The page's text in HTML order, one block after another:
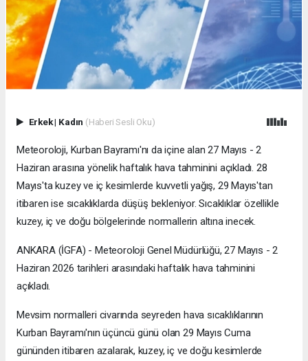
Erkek| Kadın (Haberi Sesli Oku)
Meteoroloji, Kurban Bayramı'nı da içine alan 27 Mayıs - 2
Haziran arasına yönelik haftalık hava tahminini açıkladı. 28
Mayıs'ta kuzey ve iç kesimlerde kuvvetli yağış, 29 Mayıs'tan
itibaren ise sıcaklıklarda düşüş bekleniyor. Sıcaklıklar özellikle
kuzey, iç ve doğu bölgelerinde normallerin altına inecek.
ANKARA (İGFA) - Meteoroloji Genel Müdürlüğü, 27 Mayıs - 2
Haziran 2026 tarihleri arasındaki haftalık hava tahminini
açıkladı.
Mevsim normalleri civarında seyreden hava sıcaklıklarının
Kurban Bayramı'nın üçüncü günü olan 29 Mayıs Cuma
gününden itibaren azalarak, kuzey, iç ve doğu kesimlerde